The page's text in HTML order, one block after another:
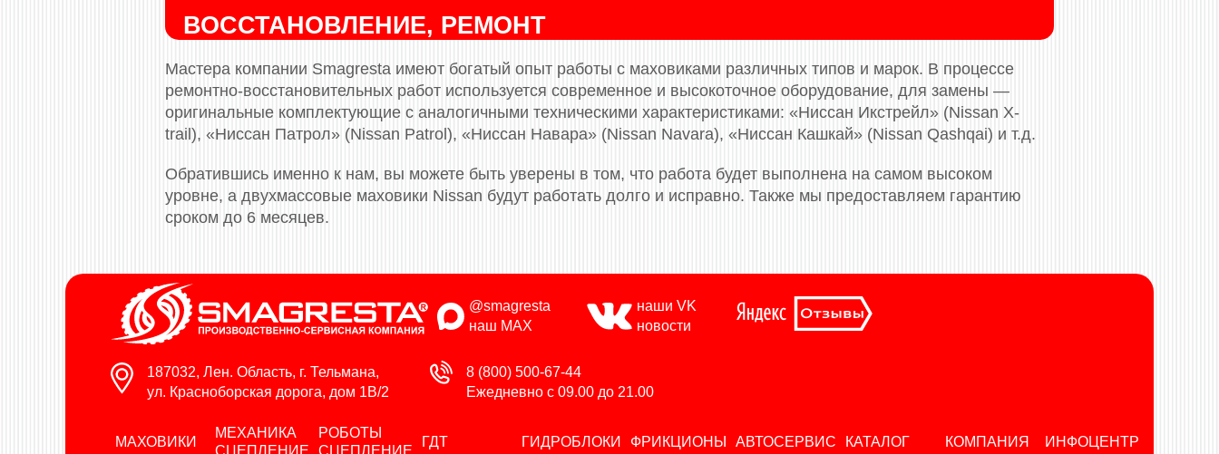
ВОССТАНОВЛЕНИЕ, РЕМОНТ
Мастера компании Smagresta имеют богатый опыт работы с маховиками различных типов и марок. В процессе
ремонтно-восстановительных работ используется современное и высокоточное оборудование, для замены —
оригинальные комплектующие с аналогичными техническими характеристиками: «Ниссан Икстрейл» (Nissan X-
trail), «Ниссан Патрол» (Nissan Patrol), «Ниссан Навара» (Nissan Navara), «Ниссан Кашкай» (Nissan Qashqai) и т.д.
Обратившись именно к нам, вы можете быть уверены в том, что работа будет выполнена на самом высоком
уровне, а двухмассовые маховики Nissan будут работать долго и исправно. Также мы предоставляем гарантию
сроком до 6 месяцев.
@smagresta
наш MAX
наши VK
новости
187032, Лен. Область, г. Тельмана,
ул. Красноборская дорога, дом 1В/2
8 (800) 500-67-44
Ежедневно с 09.00 до 21.00
МАХОВИКИ
МЕХАНИКА
СЦЕПЛЕНИЕ
РОБОТЫ
СЦЕПЛЕНИЕ
ГДТ ГИДРОБЛОКИ ФРИКЦИОНЫ АВТОСЕРВИС КАТАЛОГ КОМПАНИЯ ИНФОЦЕНТР